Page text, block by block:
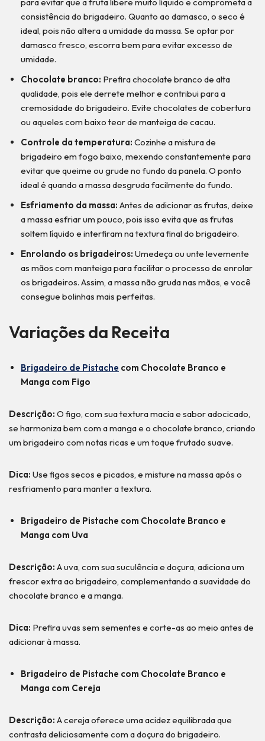
consistência do brigadeiro. Quanto ao damasco, o seco é
ideal, pois não altera a umidade da massa. Se optar por
damasco fresco, escorra bem para evitar excesso de
umidade.
Chocolate branco: Prefira chocolate branco de alta
qualidade, pois ele derrete melhor e contribui para a
cremosidade do brigadeiro. Evite chocolates de cobertura
ou aqueles com baixo teor de manteiga de cacau.
Controle da temperatura: Cozinhe a mistura de
brigadeiro em fogo baixo, mexendo constantemente para
evitar que queime ou grude no fundo da panela. O ponto
ideal é quando a massa desgruda facilmente do fundo.
Esfriamento da massa: Antes de adicionar as frutas, deixe
a massa esfriar um pouco, pois isso evita que as frutas
soltem líquido e interfiram na textura final do brigadeiro.
Enrolando os brigadeiros: Umedeça ou unte levemente
as mãos com manteiga para facilitar o processo de enrolar
os brigadeiros. Assim, a massa não gruda nas mãos, e você
consegue bolinhas mais perfeitas.
Variações da Receita
Brigadeiro de Pistache com Chocolate Branco e
Manga com Figo
Descrição: O figo, com sua textura macia e sabor adocicado,
se harmoniza bem com a manga e o chocolate branco, criando
um brigadeiro com notas ricas e um toque frutado suave.
Dica: Use figos secos e picados, e misture na massa após o
resfriamento para manter a textura.
Brigadeiro de Pistache com Chocolate Branco e
Manga com Uva
Descrição: A uva, com sua suculência e doçura, adiciona um
frescor extra ao brigadeiro, complementando a suavidade do
chocolate branco e a manga.
Dica: Prefira uvas sem sementes e corte-as ao meio antes de
adicionar à massa.
Brigadeiro de Pistache com Chocolate Branco e
Manga com Cereja
Descrição: A cereja oferece uma acidez equilibrada que
contrasta deliciosamente com a doçura do brigadeiro.